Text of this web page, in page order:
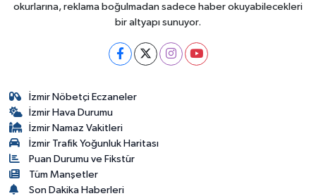
okurlarına, reklama boğulmadan sadece haber okuyabilecekleri
bir altyapı sunuyor.
İzmir Nöbetçi Eczaneler
İzmir Hava Durumu
İzmir Namaz Vakitleri
İzmir Trafik Yoğunluk Haritası
Puan Durumu ve Fikstür
Tüm Manşetler
Son Dakika Haberleri